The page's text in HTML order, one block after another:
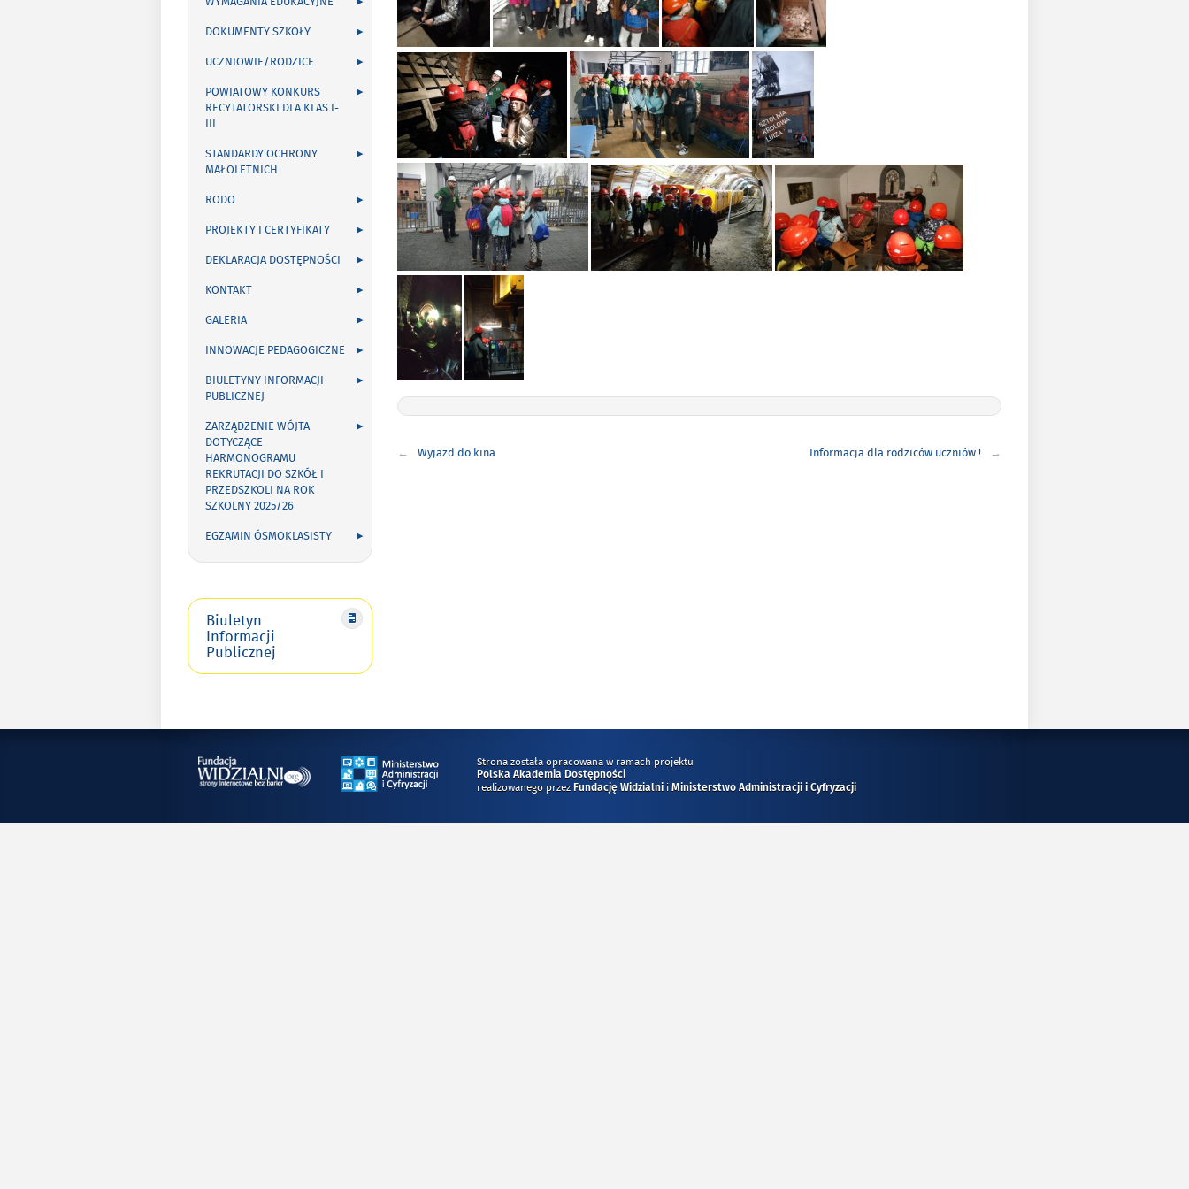
DOKUMENTY SZKOŁY
UCZNIOWIE/RODZICE
POWIATOWY KONKURS
RECYTATORSKI DLA KLAS I-
III
STANDARDY OCHRONY
MAŁOLETNICH
RODO
PROJEKTY I CERTYFIKATY
DEKLARACJA DOSTĘPNOŚCI
KONTAKT
GALERIA
INNOWACJE PEDAGOGICZNE
BIULETYNY INFORMACJI
PUBLICZNEJ
ZARZĄDZENIE WÓJTA
DOTYCZĄCE
HARMONOGRAMU
REKRUTACJI DO SZKÓŁ I
PRZEDSZKOLI NA ROK
SZKOLNY 2025/26
EGZAMIN ÓSMOKLASISTY
Biuletyn
Informacji
Publicznej
wpisu
Wyjazd do kina Informacja dla rodziców uczniów !
Strona została opracowana w ramach projektu
Polska Akademia Dostępności
realizowanego przez Fundację Widzialni i Ministerstwo Administracji i Cyfryzacji